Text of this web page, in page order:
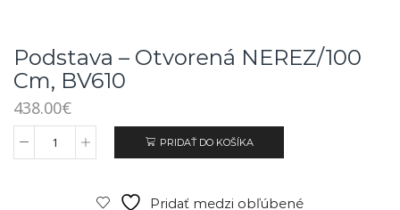
Podstava – Otvorená NEREZ/100
Cm, BV610
438.00€
PRIDAŤ DO KOŠÍKA
Pridať medzi obľúbené